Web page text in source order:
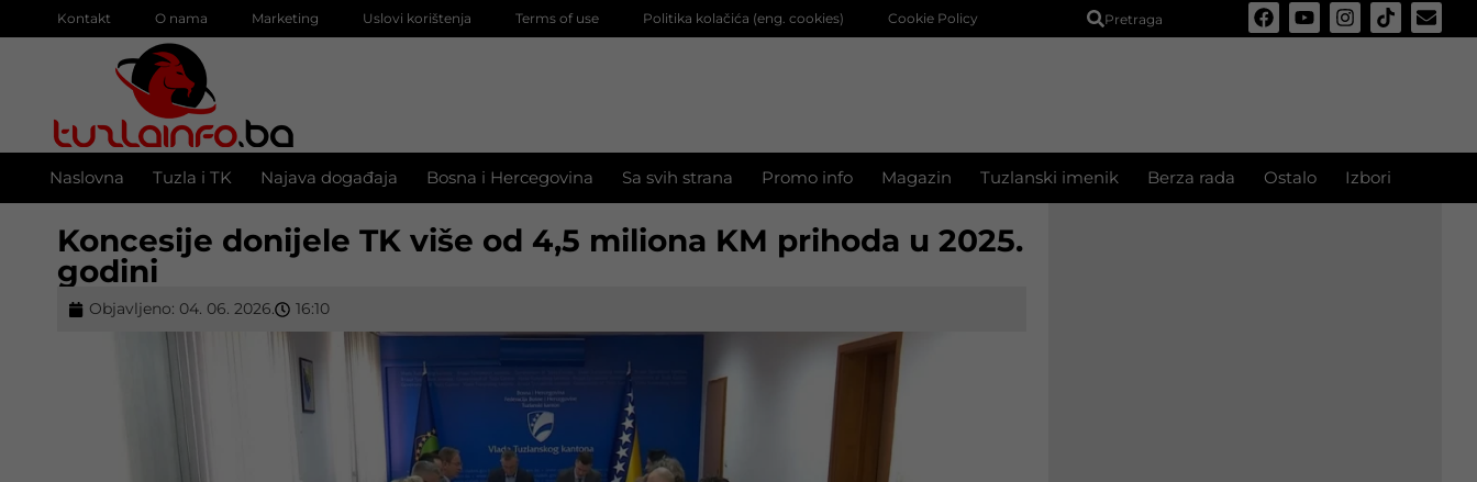
Kontakt O nama Marketing Uslovi korištenja Terms of use Politika kolačića (eng. cookies) Cookie Policy Pretraga
Naslovna Tuzla i TK Najava događaja Bosna i Hercegovina Sa svih strana Promo info Magazin Tuzlanski imenik Berza rada Ostalo Izbori
Koncesije donijele TK više od 4,5 miliona KM prihoda u 2025.
godini
Objavljeno: 04. 06. 2026. 16:10